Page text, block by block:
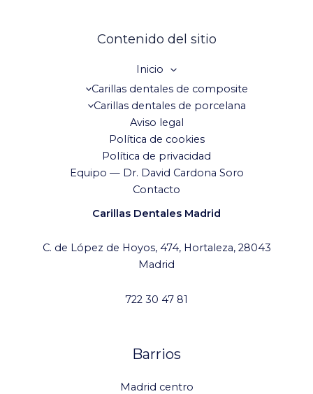
Contenido del sitio
Inicio
Carillas dentales de composite
Carillas dentales de porcelana
Aviso legal
Política de cookies
Política de privacidad
Equipo — Dr. David Cardona Soro
Contacto
Carillas Dentales Madrid
C. de López de Hoyos, 474, Hortaleza, 28043
Madrid
722 30 47 81
Barrios
Madrid centro